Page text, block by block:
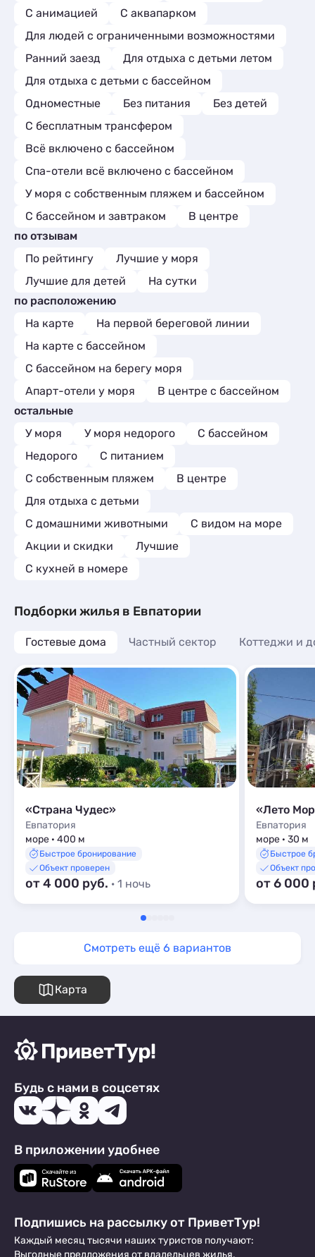
С анимацией
С аквапарком
Для людей с ограниченными возможностями
Ранний заезд
Для отдыха с детьми летом
Для отдыха с детьми с бассейном
Одноместные
Без питания
Без детей
С бесплатным трансфером
Всё включено с бассейном
Спа-отели всё включено с бассейном
У моря с собственным пляжем и бассейном
С бассейном и завтраком
В центре
по отзывам
По рейтингу
Лучшие у моря
Лучшие для детей
На сутки
по расположению
На карте
На первой береговой линии
На карте с бассейном
С бассейном на берегу моря
Апарт-отели у моря
В центре с бассейном
остальные
У моря
У моря недорого
С бассейном
Недорого
С питанием
С собственным пляжем
В центре
Для отдыха с детьми
С домашними животными
С видом на море
Акции и скидки
Лучшие
C кухней в номере
Подборки жилья в Евпатории
Гостевые дома Частный сектор Коттеджи и
«Страна Чудес»
Евпатория
море · 400 м
Быстрое бронирование
Объект проверен
от 4 000 руб. · 1 ночь
«Лето
Евпатория
море · 30 м
Быстрое
Объект
от 6 000
Смотреть ещё 6 вариантов
Карта
Будь с нами в соцсетях
В приложении удобнее
Подпишись на рассылку от ПриветТур!
Каждый месяц тысячи наших туристов получают:
Выгодные предложения от владельцев жилья,